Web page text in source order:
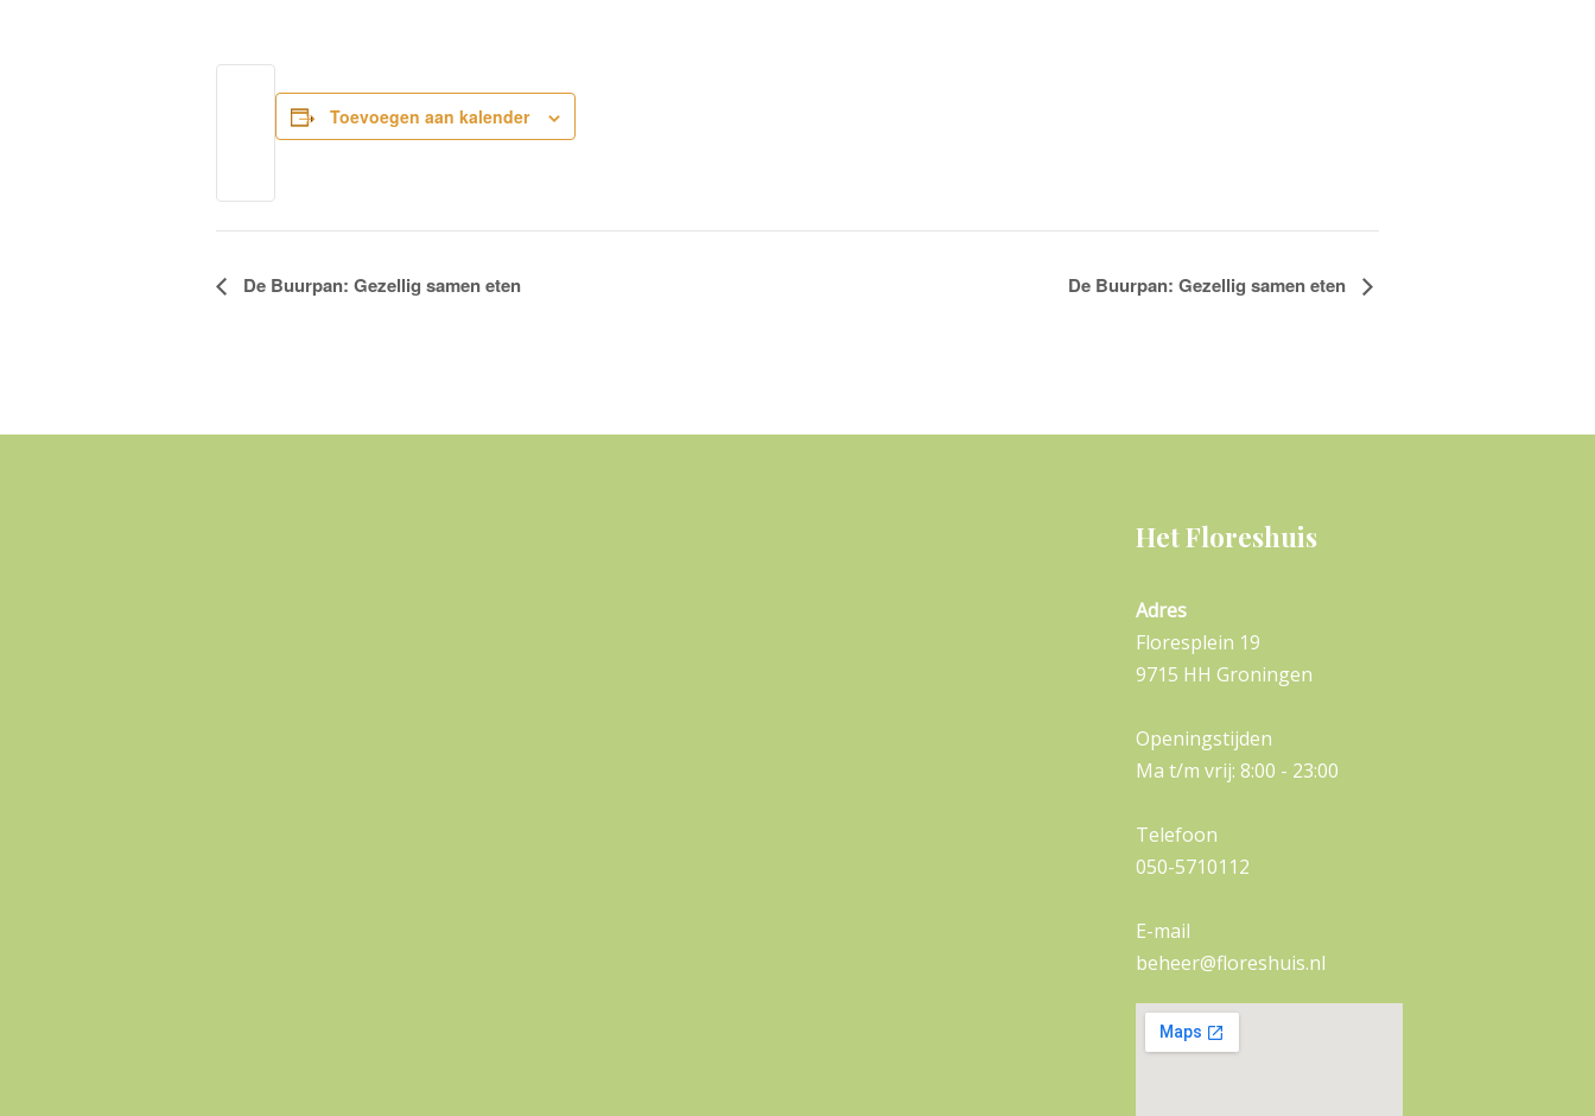
Toevoegen aan kalender
Evenement
De Buurpan: Gezellig samen eten De Buurpan: Gezellig samen eten
Het Floreshuis
Adres
Floresplein 19
9715 HH Groningen
Openingstijden
Ma t/m vrij: 8:00 - 23:00
Telefoon
050-5710112
E-mail
beheer@floreshuis.nl